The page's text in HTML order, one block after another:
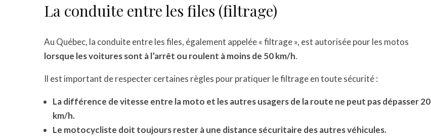
La conduite entre les files (filtrage)
Au Québec, la conduite entre les files, également appelée « filtrage », est autorisée pour les motos
lorsque les voitures sont à l’arrêt ou roulent à moins de 50 km/h.
Il est important de respecter certaines règles pour pratiquer le filtrage en toute sécurité :
La différence de vitesse entre la moto et les autres usagers de la route ne peut pas dépasser 20
km/h.
Le motocycliste doit toujours rester à une distance sécuritaire des autres véhicules.